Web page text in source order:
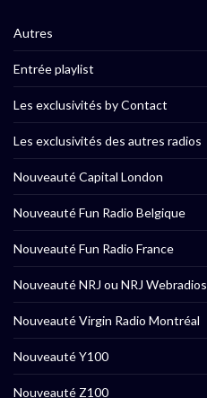
Autres
Entrée playlist
Les exclusivités by Contact
Les exclusivités des autres radios
Nouveauté Capital London
Nouveauté Fun Radio Belgique
Nouveauté Fun Radio France
Nouveauté NRJ ou NRJ Webradios
Nouveauté Virgin Radio Montréal
Nouveauté Y100
Nouveauté Z100